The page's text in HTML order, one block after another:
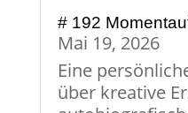
# 192
Mai 19, 2026
Eine
über kreative